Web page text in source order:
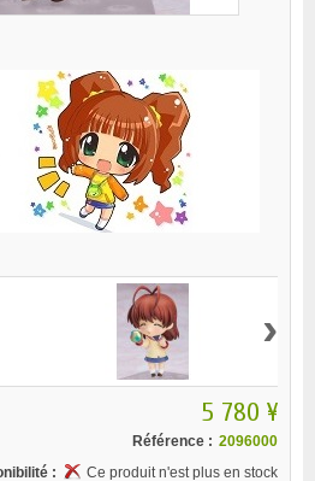
›
5 780 ¥
Référence : 2096000
:
Ce produit n'est plus en stock